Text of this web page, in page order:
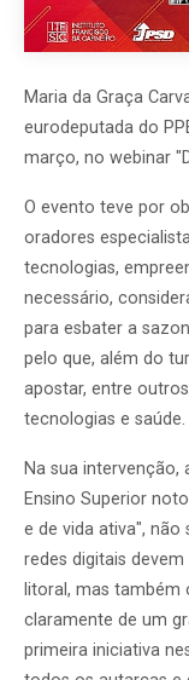
Maria da Graça
eurodeputada do
março, no webinar
O evento teve por
oradores
tecnologias,
necessário,
para esbater a
pelo que, além do
apostar, entre
tecnologias e saúde.
Na sua intervenção,
Ensino Superior
e de vida ativa", não
redes digitais
litoral, mas também
claramente de um
primeira iniciativa